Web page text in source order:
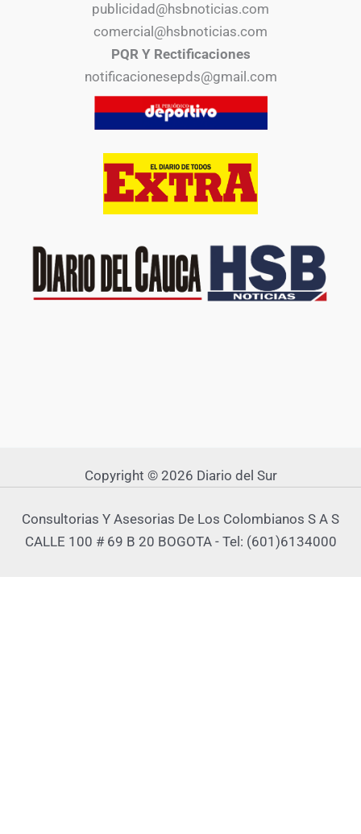
publicidad@hsbnoticias.com
comercial@hsbnoticias.com
PQR Y Rectificaciones
notificacionesepds@gmail.com
Copyright © 2026 Diario del Sur
Consultorias Y Asesorias De Los Colombianos S A S
CALLE 100 # 69 B 20 BOGOTA - Tel: (601)6134000